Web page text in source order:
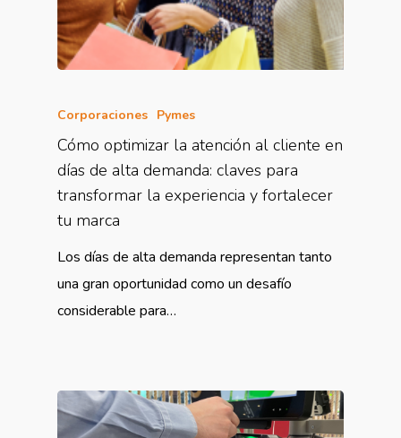
Corporaciones Pymes
Cómo optimizar la atención al cliente en
días de alta demanda: claves para
transformar la experiencia y fortalecer
tu marca
Los días de alta demanda representan tanto
una gran oportunidad como un desafío
considerable para…